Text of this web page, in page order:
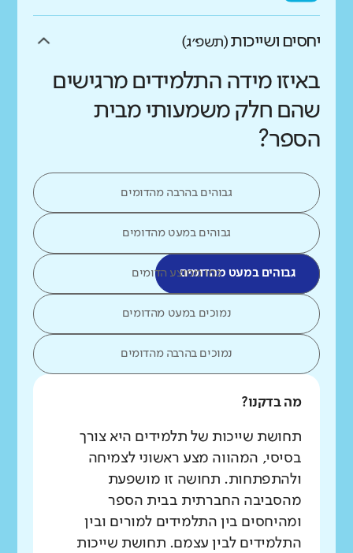
יחסים ושייכות(תשפ״ג)
באיזו מידה התלמידים מרגישים
שהם חלק משמעותי מבית
הספר?
גבוהים בהרבה מהדומים
גבוהים במעט מהדומים
גבוהים במעט מהדומיםכמו ממוצע הדומים
נמוכים במעט מהדומים
נמוכים בהרבה מהדומים
מה בדקנו?
תחושת שייכות של תלמידים היא צורך
בסיסי, המהווה מצע ראשוני לצמיחה
ולהתפתחות. תחושה זו מושפעת
מהסביבה החברתית בבית הספר
ומהיחסים בין התלמידים למורים ובין
התלמידים לבין עצמם. תחושת שייכות